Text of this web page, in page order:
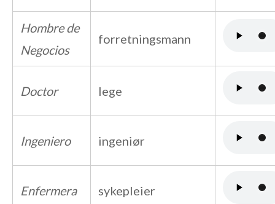
Hombre de
Negocios
forretningsmann
Doctor lege
Ingeniero ingeniør
Enfermera sykepleier